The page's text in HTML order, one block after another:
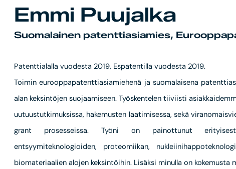
Emmi Puujalka
Suomalainen patenttiasiamies,
Patenttialalla vuodesta 2019, Espatentilla vuodesta 2019.
Toimin eurooppapatenttiasiamiehenä ja suomalaisena
alan keksintöjen suojaamiseen. Työskentelen tiiviisti
uutuustutkimuksissa, hakemusten laatimisessa, sekä
grant prosesseissa. Työni on painottunut erityisesti
entsyymiteknologioiden, proteomiikan,
biomateriaalien alojen keksintöihin. Lisäksi minulla on